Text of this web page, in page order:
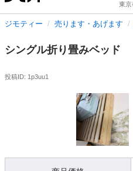
東京
ジモティー 売ります・あげます
シングル折り畳みベッド
投稿ID: 1p3uu1